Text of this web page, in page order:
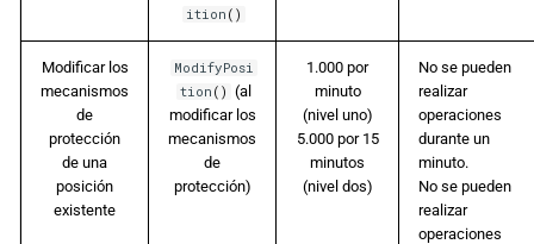
ition ()
Modificar los
mecanismos
de
protección
de una
posición
existente
ModifyPosi
tion () (al
modificar los
mecanismos
de
protección)
1.000 por
minuto
(nivel uno)
5.000 por 15
minutos
(nivel dos)
No se pueden
realizar
operaciones
durante un
minuto.
No se pueden
realizar
operaciones